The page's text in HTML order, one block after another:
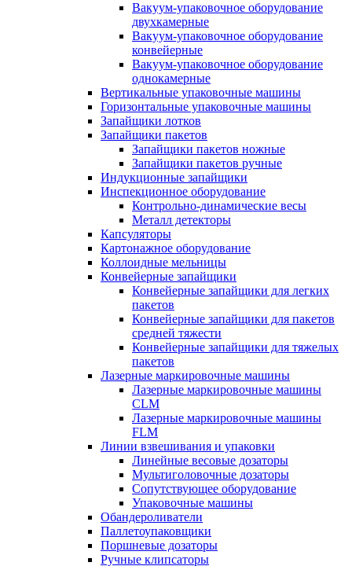
Вакуум-упаковочное оборудование
двухкамерные
Вакуум-упаковочное оборудование
конвейерные
Вакуум-упаковочное оборудование
однокамерные
Вертикальные упаковочные машины
Горизонтальные упаковочные машины
Запайщики лотков
Запайщики пакетов
Запайщики пакетов ножные
Запайщики пакетов ручные
Индукционные запайщики
Инспекционное оборудование
Контрольно-динамические весы
Металл детекторы
Капсуляторы
Картонажное оборудование
Коллоидные мельницы
Конвейерные запайщики
Конвейерные запайщики для легких
пакетов
Конвейерные запайщики для пакетов
средней тяжести
Конвейерные запайщики для тяжелых
пакетов
Лазерные маркировочные машины
Лазерные маркировочные машины
CLM
Лазерные маркировочные машины
FLM
Линии взвешивания и упаковки
Линейные весовые дозаторы
Мультиголовочные дозаторы
Сопутствующее оборудование
Упаковочные машины
Обандероливатели
Паллетоупаковщики
Поршневые дозаторы
Ручные клипсаторы